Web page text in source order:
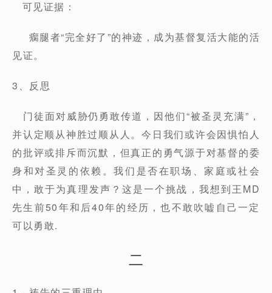
可见证据：
瘸腿者“完全好了”的神迹，成为基督复活大能的活
见证。
3、反思
门徒面对威胁仍勇敢传道，因他们“被圣灵充满”，
并认定顺从神胜过顺从人。今日我们或许会因惧怕人
的批评或排斥而沉默，但真正的勇气源于对基督的委
身和对圣灵的依赖。我们是否在职场、家庭或社会
中，敢于为真理发声？这是一个挑战，我想到王MD
先生前50年和后40年的经历，也不敢吹嘘自己一定
可以勇敢.
二